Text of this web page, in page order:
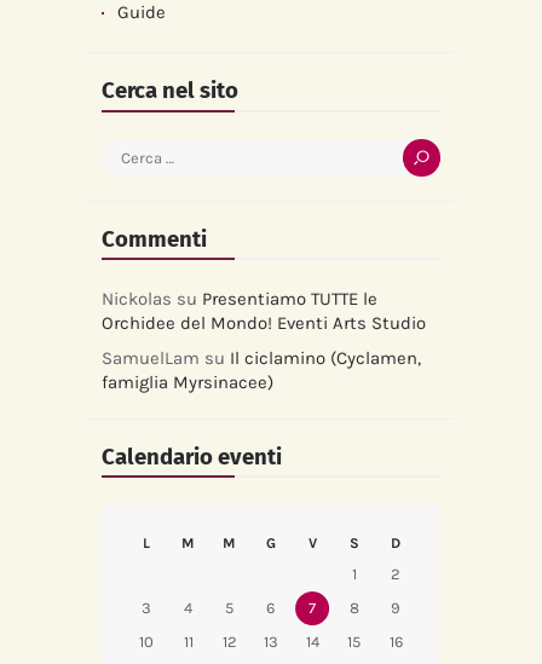
Guide
Cerca nel sito
Ricerca
Commenti
Nickolas su Presentiamo TUTTE le
Orchidee del Mondo! Eventi Arts Studio
SamuelLam su Il ciclamino (Cyclamen,
famiglia Myrsinacee)
Calendario eventi
L M M G V S D
1
2
3
4 5 6 7 8
9
10
11 12 13 14 15
16